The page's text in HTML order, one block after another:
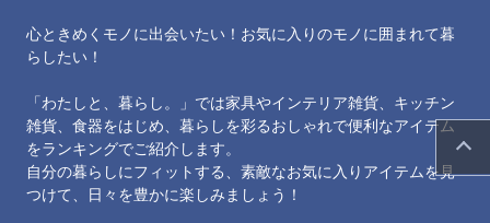
心ときめくモノに出会いたい！お気に入りのモノに囲まれて暮
らしたい！
「わたしと、暮らし。」では家具やインテリア雑貨、キッチン
雑貨、食器をはじめ、暮らしを彩るおしゃれで便利なアイテム
をランキングでご紹介します。
自分の暮らしにフィットする、素敵なお気に入りアイテムを見
つけて、日々を豊かに楽しみましょう！